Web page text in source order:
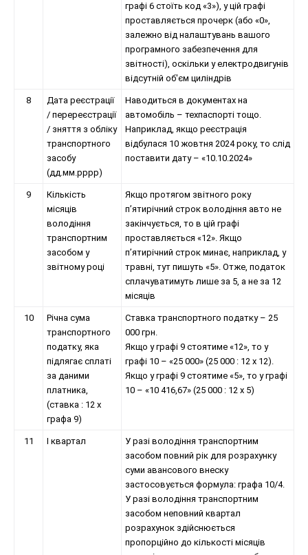
графі 6 стоїть код «3»), у цій графі
проставляється прочерк (або «0»,
залежно від налаштувань вашого
програмного забезпечення для
звітності), оскільки у електродвигунів
відсутній об'єм циліндрів
8
Дата реєстрації
/ перереєстрації
/ зняття з обліку
транспортного
засобу
(дд.мм.рррр)
Наводиться в документах на
автомобіль – техпаспорті тощо.
Наприклад, якщо реєстрація
відбулася 10 жовтня 2024 року, то слід
поставити дату – «10.10.2024»
9
Кількість
місяців
володіння
транспортним
засобом у
звітному році
Якщо протягом звітного року
п’ятирічний строк володіння авто не
закінчується, то в цій графі
проставляється «12». Якщо
п’ятирічний строк минає, наприклад, у
травні, тут пишуть «5». Отже, податок
сплачуватимуть лише за 5, а не за 12
місяців
10
Річна сума
транспортного
податку, яка
підлягає сплаті
за даними
платника,
(ставка : 12 х
графа 9)
Ставка транспортного податку – 25
000 грн.
Якщо у графі 9 стоятиме «12», то у
графі 10 – «25 000» (25 000 : 12 х 12).
Якщо у графі 9 стоятиме «5», то у графі
10 – «10 416,67» (25 000 : 12 х 5)
11 I квартал
У разі володіння транспортним
засобом повний рік для розрахунку
суми авансового внеску
застосовується формула: графа 10/4.
У разі володіння транспортним
засобом неповний квартал
розрахунок здійснюється
пропорційно до кількості місяців